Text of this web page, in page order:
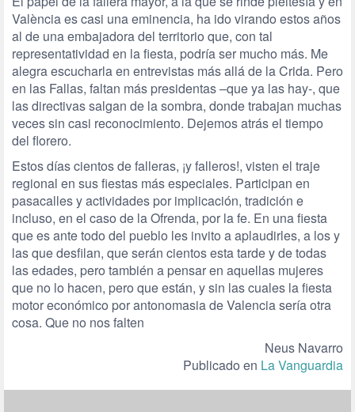
València es casi una eminencia, ha ido virando estos años
al de una embajadora del territorio que, con tal
representatividad en la fiesta, podría ser mucho más. Me
alegra escucharla en entrevistas más allá de la Crida. Pero
en las Fallas, faltan más presidentas –que ya las hay-, que
las directivas salgan de la sombra, donde trabajan muchas
veces sin casi reconocimiento. Dejemos atrás el tiempo
del florero.
Estos días cientos de falleras, ¡y falleros!, visten el traje
regional en sus fiestas más especiales. Participan en
pasacalles y actividades por implicación, tradición e
incluso, en el caso de la Ofrenda, por la fe. En una fiesta
que es ante todo del pueblo les invito a aplaudirles, a los y
las que desfilan, que serán cientos esta tarde y de todas
las edades, pero también a pensar en aquellas mujeres
que no lo hacen, pero que están, y sin las cuales la fiesta
motor económico por antonomasia de Valencia sería otra
cosa. Que no nos falten
Neus Navarro
Publicado en La Vanguardia